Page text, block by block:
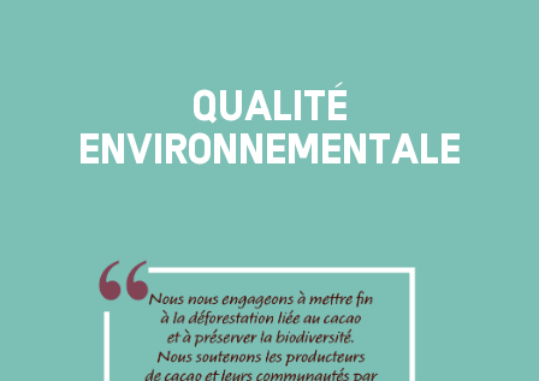
Qualité
environnementale